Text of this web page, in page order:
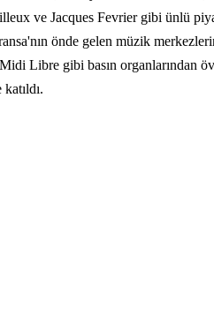
ve Jacques Fevrier gibi ünlü
önde gelen müzik
Libre gibi basın organlarından